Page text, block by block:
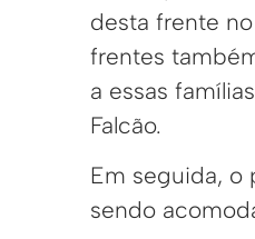
desta frente
frentes
a essas
Falcão.
Em seguida, o
sendo